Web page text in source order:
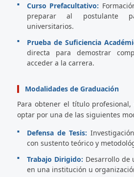
Curso Prefacultativo:
preparar al postulante
universitarios.
Prueba de Suficiencia
directa para demostrar
acceder a la carrera.
Modalidades de Graduación
Para obtener el título
optar por una de las siguientes
Defensa de Tesis:
con sustento teórico y
Trabajo Dirigido: Desarrollo de
en una institución u